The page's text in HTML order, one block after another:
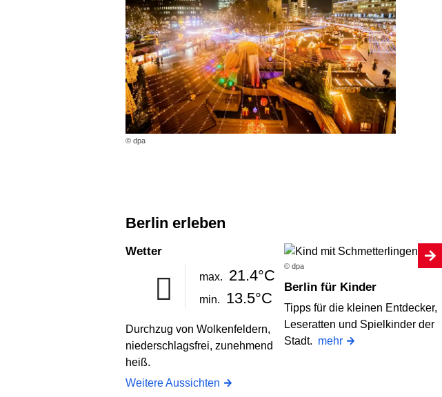
© dpa
Berlin erleben
Wetter
max. 21.4°C
min. 13.5°C
Durchzug von Wolkenfeldern,
niederschlagsfrei, zunehmend
heiß.
Weitere Aussichten
© dpa
Berlin für Kinder
Tipps für die kleinen Entdecker,
Leseratten und Spielkinder der
Stadt. mehr